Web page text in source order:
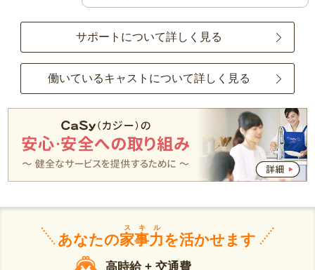
サポートについて詳しく見る
働いているキャストについて詳しく見る
あなたの家事力
スキル
を活かせます
高時給 + 交通費